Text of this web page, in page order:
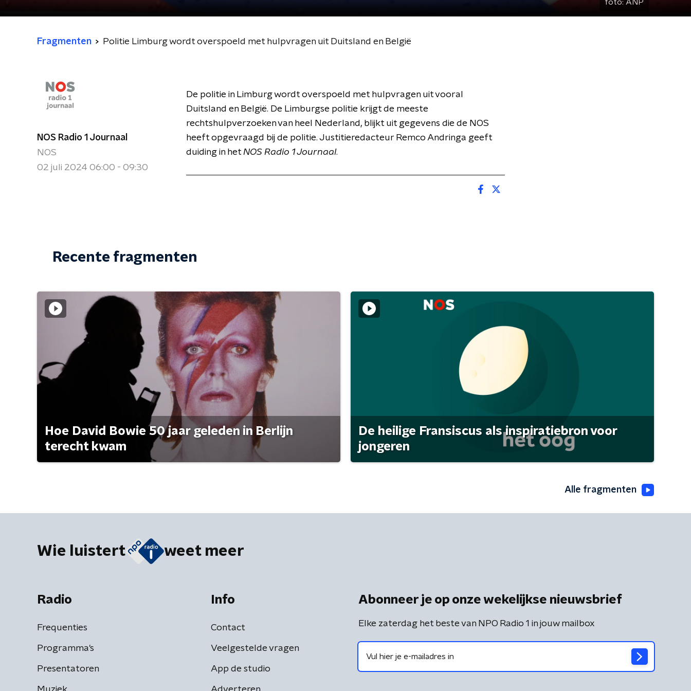
foto: ANP
Fragmenten Politie Limburg wordt overspoeld met hulpvragen uit Duitsland en België
NOS Radio 1 Journaal
NOS
02 juli 2024 06:00 - 09:30
De politie in Limburg wordt overspoeld met hulpvragen uit vooral
Duitsland en België. De Limburgse politie krijgt de meeste
rechtshulpverzoeken van heel Nederland, blijkt uit gegevens die de NOS
heeft opgevraagd bij de politie. Justitieredacteur Remco Andringa geeft
duiding in het NOS Radio 1 Journaal.
Recente fragmenten
Hoe David Bowie 50 jaar geleden in Berlijn
terecht kwam
De heilige Fransiscus als inspiratiebron voor
jongeren
Alle fragmenten
Wie luistert weet meer
Radio
Frequenties
Programma's
Presentatoren
Info
Contact
Veelgestelde vragen
App de studio
Abonneer je op onze wekelijkse nieuwsbrief
Elke zaterdag het beste van NPO Radio 1 in jouw mailbox